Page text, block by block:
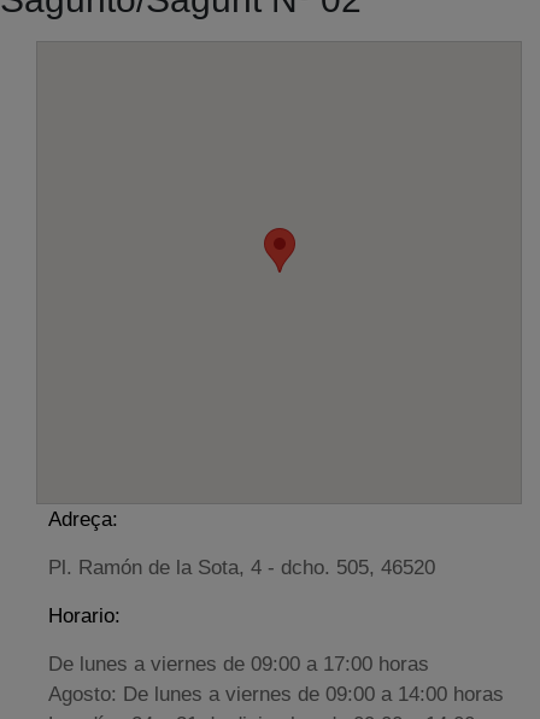
Adreça:
Pl. Ramón de la Sota, 4 - dcho. 505, 46520
Horario:
De lunes a viernes de 09:00 a 17:00 horas
Agosto: De lunes a viernes de 09:00 a 14:00 horas